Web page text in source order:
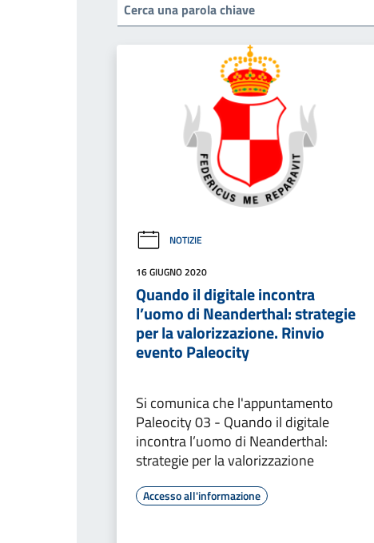
NOTIZIE
16 GIUGNO 2020
Quando il digitale incontra
l’uomo di Neanderthal: strategie
per la valorizzazione. Rinvio
evento Paleocity
Si comunica che l'appuntamento
Paleocity 03 - Quando il digitale
incontra l’uomo di Neanderthal:
strategie per la valorizzazione
Accesso all'informazione